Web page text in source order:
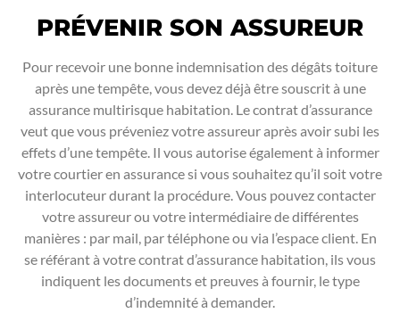
PRÉVENIR SON ASSUREUR
Pour recevoir une bonne indemnisation des dégâts toiture
après une tempête, vous devez déjà être souscrit à une
assurance multirisque habitation. Le contrat d’assurance
veut que vous préveniez votre assureur après avoir subi les
effets d’une tempête. Il vous autorise également à informer
votre courtier en assurance si vous souhaitez qu’il soit votre
interlocuteur durant la procédure. Vous pouvez contacter
votre assureur ou votre intermédiaire de différentes
manières : par mail, par téléphone ou via l’espace client. En
se référant à votre contrat d’assurance habitation, ils vous
indiquent les documents et preuves à fournir, le type
d’indemnité à demander.